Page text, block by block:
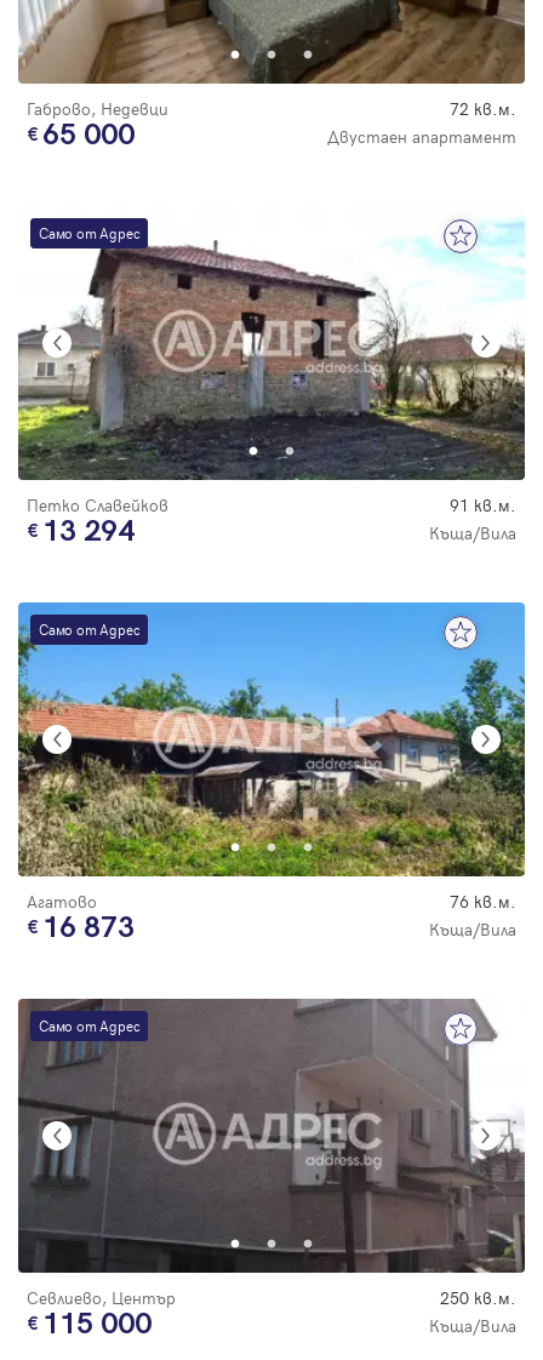
цена
Габрово, Недевци 72 кв.м.
65 000 Двустаен апартамент
Само от Адрес
Петко Славейков 91 кв.м.
13 294 Къща/Вила
Само от Адрес
Агатово 76 кв.м.
16 873 Къща/Вила
Само от Адрес
Севлиево, Център 250 кв.м.
115 000 Къща/Вила
Парола
Забравена парола
Регистрация